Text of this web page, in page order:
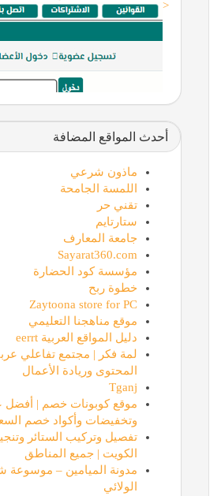
<
أحدث المواقع المضافة
ماذون شرعي
اللمسة الجامحة
تقني حر
ستارتايم
جامعة المعارف
Sayarat360.com
مؤسسة كود الحضارة
خطوة ربح
Zaytoona store for PC
موقع مناهجنا التعليمي
دليل المواقع العربية eerrt
لمة فكر | مجتمع تفاعلي
المحتوى وريادة الأعمال
Tganj
موقع كوبونات خصم |
وتخفيضات وأكواد خصم
تفصيل وتركيب الستائر
الكويت | جميع المناطق
مدونة الميامين – موسوعة
الولائي